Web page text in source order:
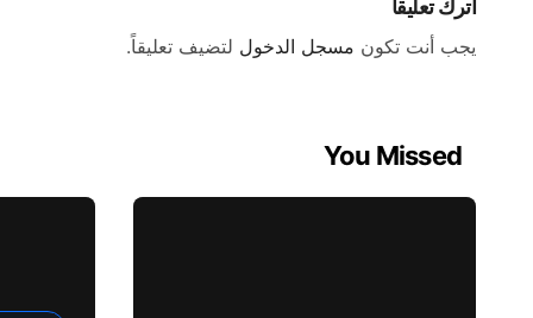
اترك تعليقاً
يجب أنت تكون مسجل الدخول لتضيف تعليقاً.
You Missed